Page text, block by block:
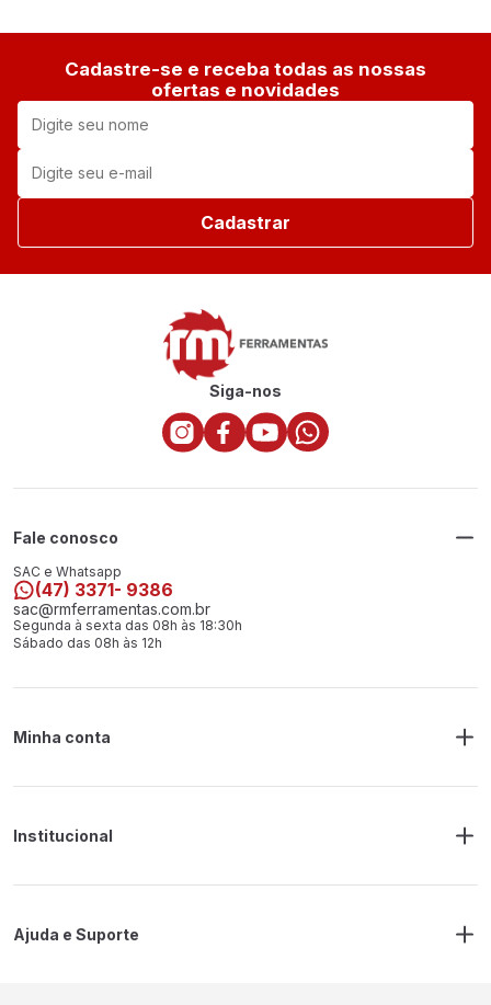
Cadastre-se e receba todas as nossas
ofertas e novidades
Cadastrar
Siga-nos
Fale conosco
SAC e Whatsapp
(47) 3371- 9386
sac@rmferramentas.com.br
Segunda à sexta das 08h às 18:30h
Sábado das 08h às 12h
Minha conta
Endereço de Entrega
Institucional
Politica de Privacidade
Ajuda e Suporte